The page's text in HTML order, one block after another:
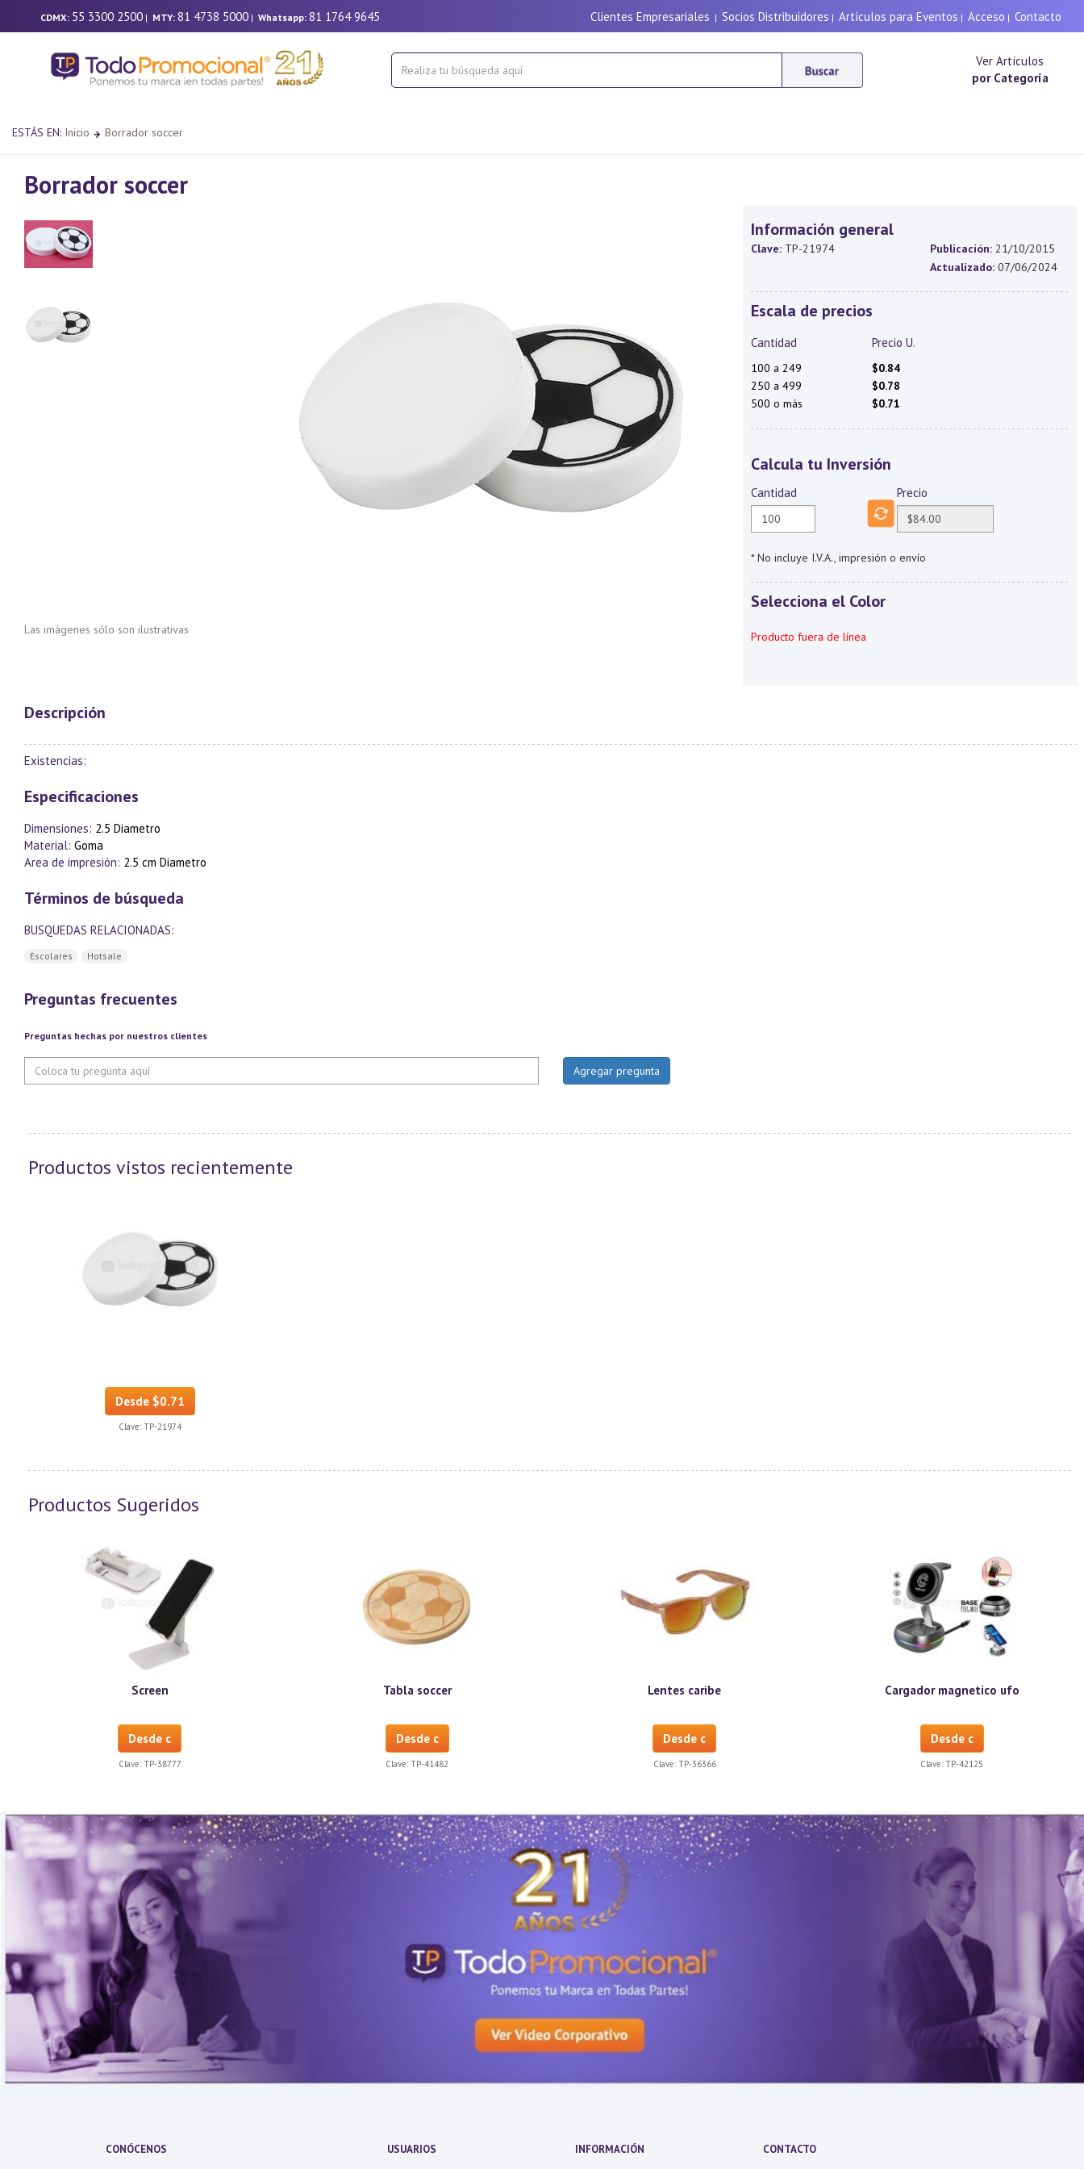
CDMX: 55 3300 2500 | MTY: 81 4738 5000 | Whatsapp: 81 1764 9645 Clientes Empresariales | Socios Distribuidores | Artículos para Eventos | Acceso | Contacto
Ver Artículos
por Categoría
ESTÁS EN: Inicio Borrador soccer
Borrador soccer
Las imágenes sólo son ilustrativas
Información general
Clave: TP-21974 Publicación: 21/10/2015
Actualizado: 07/06/2024
Escala de precios
Cantidad Precio U.
100 a 249
$0.84
250 a 499
$0.78
500 o más
$0.71
Calcula tu Inversión
Cantidad Precio
* No incluye I.V.A., impresión o envío
Selecciona el Color
Producto fuera de línea
Descripción
Existencias:
Especificaciones
Dimensiones: 2.5 Diametro
Material: Goma
Area de impresión: 2.5 cm Diametro
Términos de búsqueda
BUSQUEDAS RELACIONADAS:
Escolares Hotsale
Preguntas frecuentes
Preguntas hechas por nuestros clientes
Productos vistos recientemente
Desde $0.71
Clave: TP-21974
Productos Sugeridos
Screen
Desde c
Clave: TP-38777
Tabla soccer
Desde c
Clave:TP-41482
Lentes caribe
Desde c
Clave: TP-36366
Cargador magnetico ufo
Desde c
Clave:TP-42125
CONÓCENOS
USUARIOS
INFORMACIÓN
CONTACTO